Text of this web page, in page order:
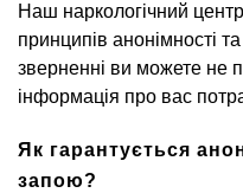
Наш наркологічний
принципів анонімності
зверненні ви можете не
інформація про вас
Як гарантується
запою?